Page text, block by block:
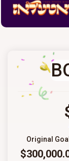
Original Goal